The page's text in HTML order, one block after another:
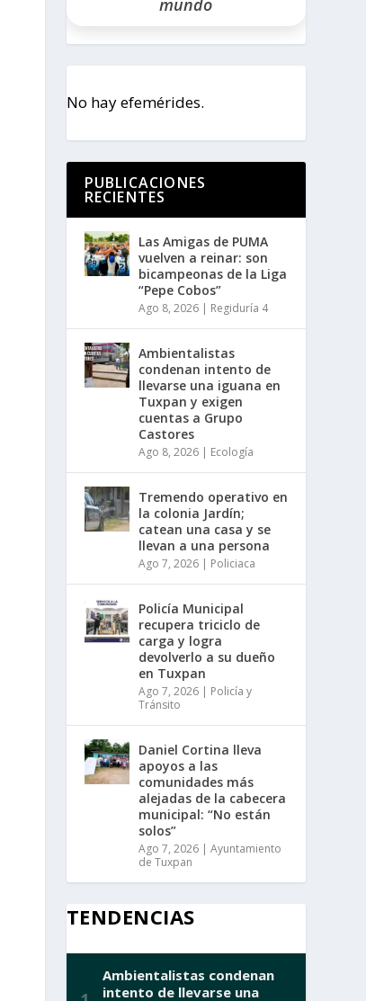
mundo
No hay efemérides.
PUBLICACIONES
RECIENTES
Las Amigas de PUMA
vuelven a reinar: son
bicampeonas de la Liga
“Pepe Cobos”
Ago 8, 2026| Regiduría 4
Ambientalistas
condenan intento de
llevarse una iguana en
Tuxpan y exigen
cuentas a Grupo
Castores
Ago 8, 2026| Ecología
Tremendo operativo en
la colonia Jardín;
catean una casa y se
llevan a una persona
Ago 7, 2026| Policiaca
Policía Municipal
recupera triciclo de
carga y logra
devolverlo a su dueño
en Tuxpan
Ago 7, 2026| Policía y
Tránsito
Daniel Cortina lleva
apoyos a las
comunidades más
alejadas de la cabecera
municipal: “No están
solos”
Ago 7, 2026| Ayuntamiento
de Tuxpan
TENDENCIAS